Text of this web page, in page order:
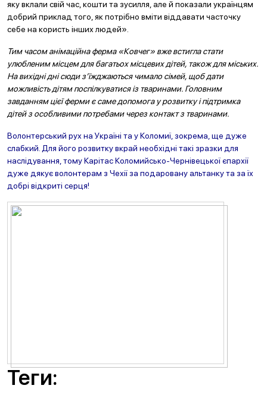
яку вклали свій час, кошти та зусилля, але й показали українцям
добрий приклад того, як потрібно вміти віддавати часточку
себе на користь інших людей».
Тим часом анімаційна ферма «Ковчег» вже встигла стати
улюбленим місцем для багатьох місцевих дітей, також для міських.
На вихідні дні сюди з’їжджаються чимало сімей, щоб дати
можливість дітям поспілкуватися із тваринами. Головним
завданням цієї ферми є саме допомога у розвитку і підтримка
дітей з особливими потребами через контакт з тваринами.
Волонтерський рух на Україні та у Коломиї, зокрема, ще дуже
слабкий. Для його розвитку вкрай необхідні такі зразки для
наслідування, тому Карітас Коломийсько-Чернівецької єпархії
дуже дякує волонтерам з Чехії за подаровану альтанку та за їх
добрі відкриті серця!
Теги: